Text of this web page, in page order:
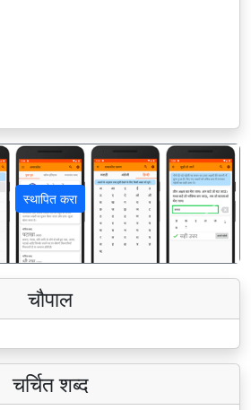
स्थापित करा
अगला
चौपाल
चर्चित शब्द